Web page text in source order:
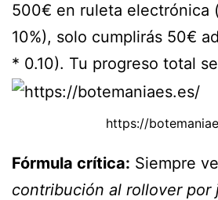
500€ en ruleta electrónica
10%), solo cumplirás 50€
* 0.10). Tu progreso total
https://
Fórmula crítica: Siempre
contribución al rollover por